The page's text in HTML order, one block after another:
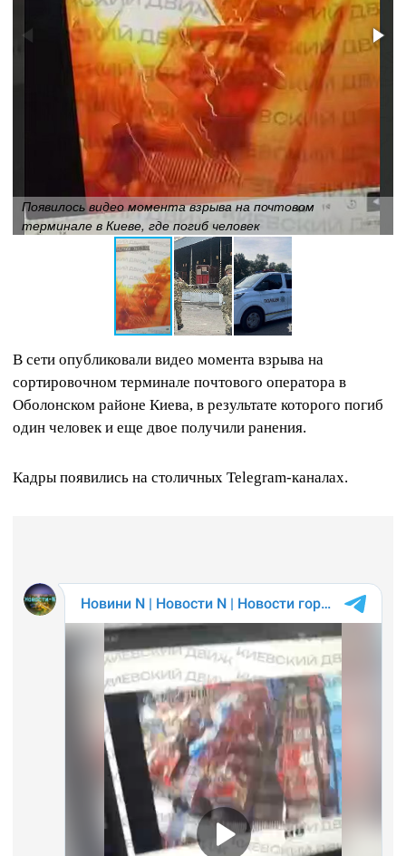
Появилось видео момента взрыва на почтовом
терминале в Киеве, где погиб человек
В сети опубликовали видео момента взрыва на
сортировочном терминале почтового оператора в
Оболонском районе Киева, в результате которого погиб
один человек и еще двое получили ранения.
Кадры появились на столичных Telegram-каналах.